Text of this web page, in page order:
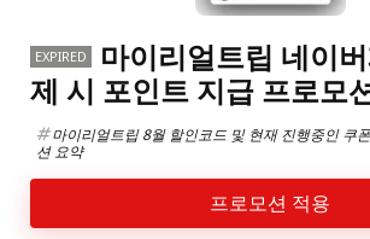
EXPIRED
마이리얼트립 네이
제 시 포인트 지급 프로모
마이리얼트립 8월 할인코드 및 현재 진행중인 쿠
션 요약
프로모션 적용